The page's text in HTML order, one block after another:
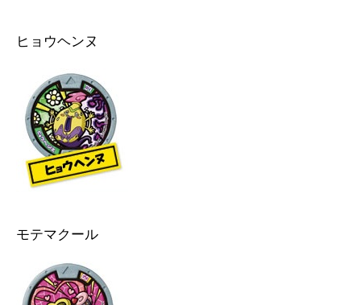
ヒョウヘンヌ
モテマクール